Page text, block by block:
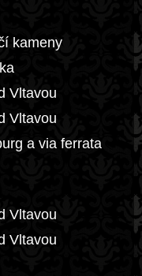
kameny
Vltavou
Vltavou
a via ferrata
Vltavou
Vltavou